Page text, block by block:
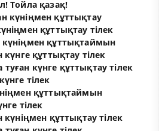
Тойла қазақ!
күніңмен құттықтау
құттықтау тілек
күніңмен құттықтаймын
күнге құттықтау тілек
күнге құттықтау тілек
тілек
құттықтаймын
тілек
күніңмен құттықтау тілек